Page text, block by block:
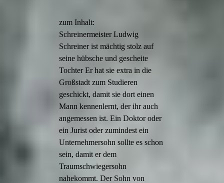
zum Inhalt:
Schreinermeister Ludwig
Schreiner ist mächtig stolz auf
seine hübsche und gescheite
Tochter Er hat sie extra in die
Großstadt zum Studieren
geschickt, damit sie dort einen
Mann kennenlernt, der ihr auch
angemessen ist. Ein Doktor oder
ein Jurist oder zumindest ein
Unternehmersohn sollte es schon
sein, damit er dem
Traumschwiegersohn
nahekommt. Der Sohn von